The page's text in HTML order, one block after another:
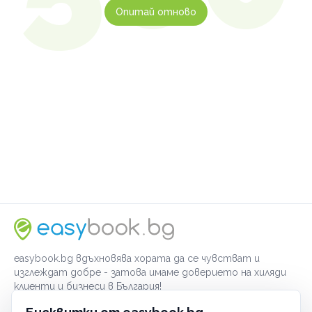
Опитай отново
easybook.bg вдъхновява хората да се чувстват и
изглеждат добре - затова имаме доверието на хиляди
клиенти и бизнеси в България!